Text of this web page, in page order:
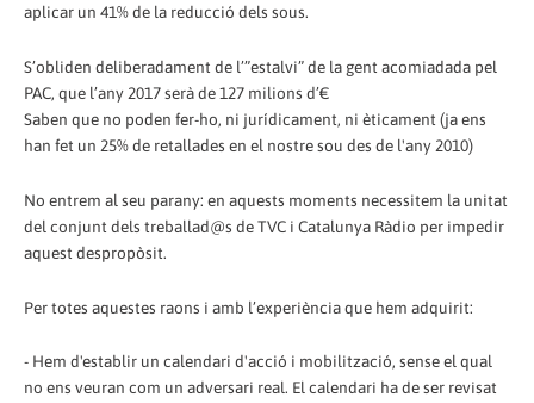
aplicar un 41% de la reducció dels sous.
S’obliden deliberadament de l’”estalvi” de la gent acomiadada pel
PAC, que l’any 2017 serà de 127 milions d’€
Saben que no poden fer-ho, ni jurídicament, ni èticament (ja ens
han fet un 25% de retallades en el nostre sou des de l'any 2010)
No entrem al seu parany: en aquests moments necessitem la unitat
del conjunt dels treballad@s de TVC i Catalunya Ràdio per impedir
aquest despropòsit.
Per totes aquestes raons i amb l’experiència que hem adquirit:
- Hem d'establir un calendari d'acció i mobilització, sense el qual
no ens veuran com un adversari real. El calendari ha de ser revisat